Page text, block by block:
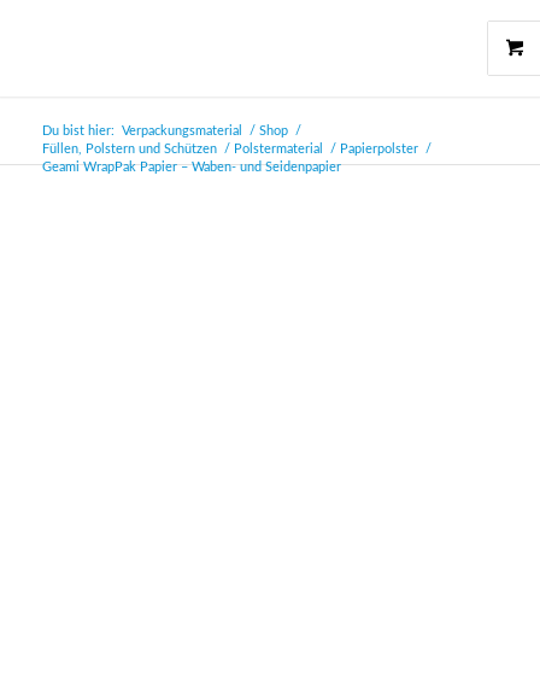
Du bist hier: Verpackungsmaterial / Shop
/
Füllen, Polstern und Schützen
/ Polstermaterial / Papierpolster
/
Geami WrapPak Papier – Waben- und Seidenpapier